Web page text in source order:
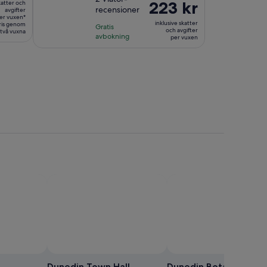
och
avgifter
vuxen*
genom
vuxna
1
timme
10
med
2
recensioner
Gratis
avbokning
Priset
är
223 kr
223 kr
inklusive skatter
och avgifter
per vuxen